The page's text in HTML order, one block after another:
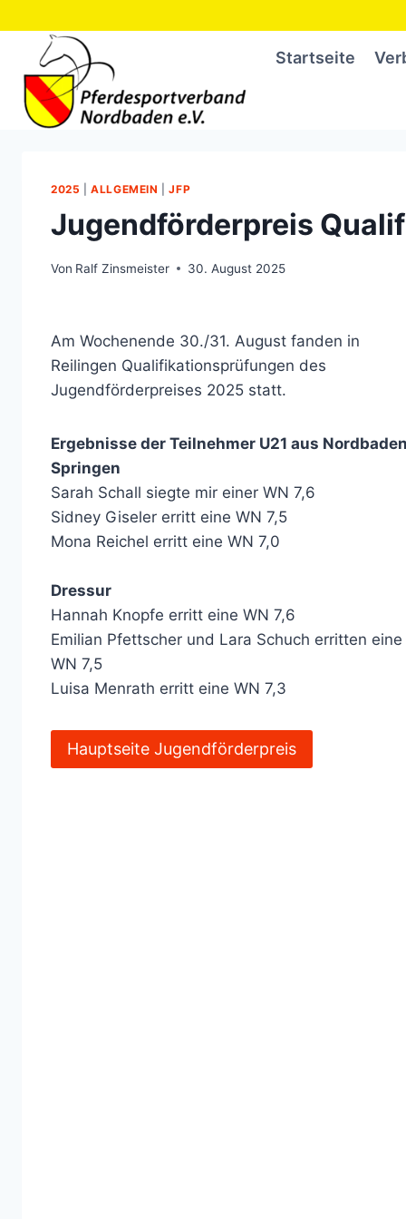
Inhalt
springen
Startseite
2025 |ALLGEMEIN |JFP
Jugendförderpreis
Von Ralf Zinsmeister 30. August 2025
Am Wochenende 30./31. August fanden in
Reilingen Qualifikationsprüfungen des
Jugendförderpreises 2025 statt.
Ergebnisse der Teilnehmer U21 aus
Springen
Sarah Schall siegte mir einer WN 7,6
Sidney Giseler erritt eine WN 7,5
Mona Reichel erritt eine WN 7,0
Dressur
Hannah Knopfe erritt eine WN 7,6
Emilian Pfettscher und Lara Schuch erritten eine
WN 7,5
Luisa Menrath erritt eine WN 7,3
Hauptseite Jugendförderpreis